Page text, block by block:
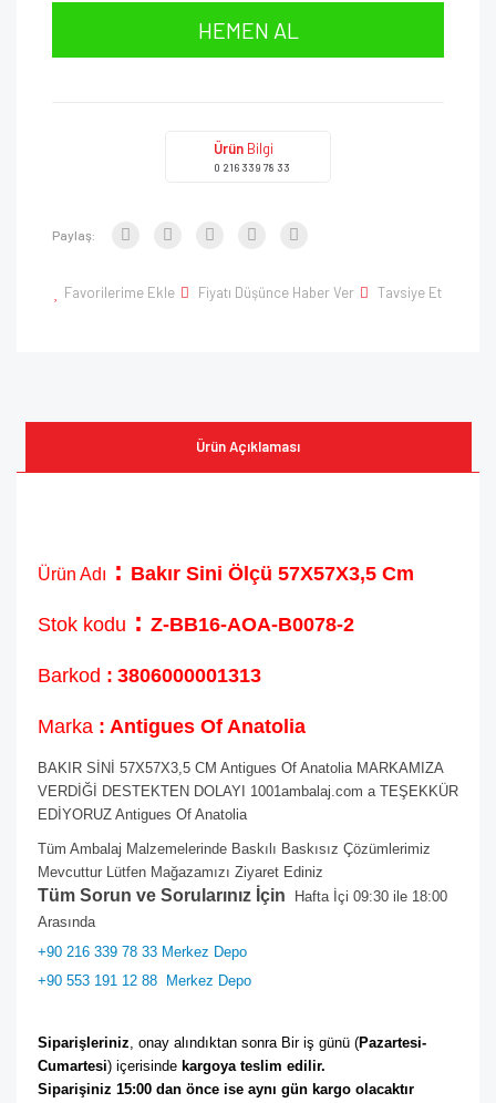
HEMEN AL
Ürün Bilgi
0 216 339 78 33
Paylaş:
Favorilerime Ekle Fiyatı Düşünce Haber Ver Tavsiye Et
Ürün Açıklaması
Ürün Adı : Bakır Sini Ölçü 57X57X3,5 Cm
Stok kodu : Z-BB16-AOA-B0078-2
Barkod : 3806000001313
Marka : Antigues Of Anatolia
BAKIR SİNİ 57X57X3,5 CM Antigues Of Anatolia MARKAMIZA
VERDİĞİ DESTEKTEN DOLAYI 1001ambalaj.com a TEŞEKKÜR
EDİYORUZ Antigues Of Anatolia
Tüm Ambalaj Malzemelerinde Baskılı Baskısız Çözümlerimiz
Mevcuttur Lütfen Mağazamızı Ziyaret Ediniz
Tüm Sorun ve Sorularınız İçin Hafta İçi 09:30 ile 18:00
Arasında
+90 216 339 78 33 Merkez Depo
+90 553 191 12 88 Merkez Depo
Siparişleriniz, onay alındıktan sonra Bir iş günü (Pazartesi-
Cumartesi) içerisinde kargoya teslim edilir.
Siparişiniz 15:00 dan önce ise aynı gün kargo olacaktır